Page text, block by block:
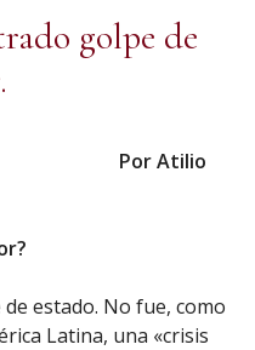
golpe de
Por Atilio
estado. No fue, como
Latina, una «crisis